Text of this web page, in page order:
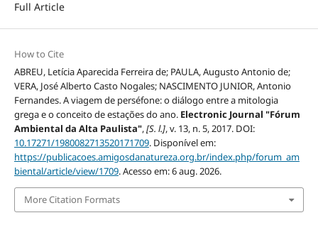
Full Article
How to Cite
ABREU, Letícia Aparecida Ferreira de; PAULA, Augusto Antonio de;
VERA, José Alberto Casto Nogales; NASCIMENTO JUNIOR, Antonio
Fernandes. A viagem de perséfone: o diálogo entre a mitologia
grega e o conceito de estações do ano. Electronic Journal "Fórum
Ambiental da Alta Paulista",[S. l.], v. 13, n. 5, 2017. DOI:
10.17271/1980082713520171709. Disponível em:
https://publicacoes.amigosdanatureza.org.br/index.php/forum_am
biental/article/view/1709. Acesso em: 6 aug. 2026.
More Citation Formats